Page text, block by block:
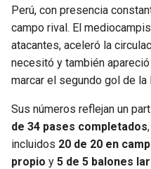
Perú, con presencia
campo rival. El
atacantes, aceleró la
necesitó y también
marcar el segundo gol de la
Sus números reflejan un
de 34 pases completados,
incluidos 20 de 20 en
propio y 5 de 5 balones